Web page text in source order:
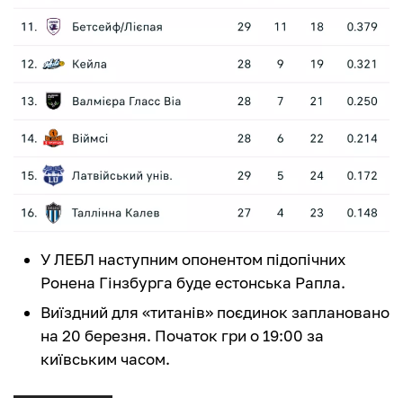
У ЛЕБЛ наступним опонентом підопічних
Ронена Гінзбурга буде естонська Рапла.
Виїздний для «титанів» поєдинок заплановано
на 20 березня. Початок гри о 19:00 за
київським часом.